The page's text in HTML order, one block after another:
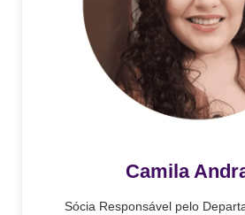
Camila
Sócia Responsável pelo